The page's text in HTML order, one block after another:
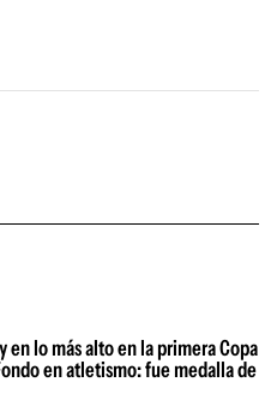
en lo más alto en la primera Copa
en atletismo: fue medalla de